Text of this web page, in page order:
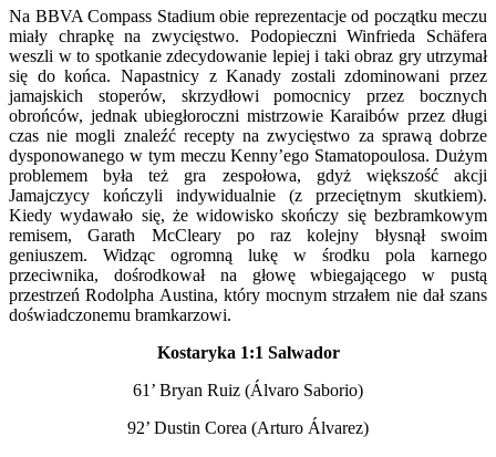
Na BBVA Compass Stadium obie reprezentacje od początku meczu
miały chrapkę na zwycięstwo. Podopieczni Winfrieda Schäfera
weszli w to spotkanie zdecydowanie lepiej i taki obraz gry utrzymał
się do końca. Napastnicy z Kanady zostali zdominowani przez
jamajskich stoperów, skrzydłowi pomocnicy przez bocznych
obrońców, jednak ubiegłoroczni mistrzowie Karaibów przez długi
czas nie mogli znaleźć recepty na zwycięstwo za sprawą dobrze
dysponowanego w tym meczu Kenny’ego Stamatopoulosa. Dużym
problemem była też gra zespołowa, gdyż większość akcji
Jamajczycy kończyli indywidualnie (z przeciętnym skutkiem).
Kiedy wydawało się, że widowisko skończy się bezbramkowym
remisem, Garath McCleary po raz kolejny błysnął swoim
geniuszem. Widząc ogromną lukę w środku pola karnego
przeciwnika, dośrodkował na głowę wbiegającego w pustą
przestrzeń Rodolpha Austina, który mocnym strzałem nie dał szans
doświadczonemu bramkarzowi.
Kostaryka 1:1 Salwador
61’ Bryan Ruiz (Álvaro Saborio)
92’ Dustin Corea (Arturo Álvarez)